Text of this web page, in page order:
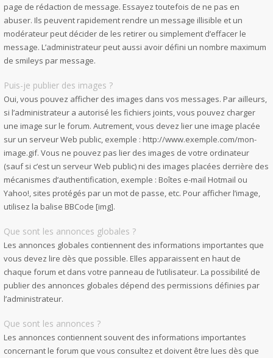
page de rédaction de message. Essayez toutefois de ne pas en
abuser. Ils peuvent rapidement rendre un message illisible et un
modérateur peut décider de les retirer ou simplement d’effacer le
message. L’administrateur peut aussi avoir défini un nombre maximum
de smileys par message.
Puis-je publier des images ?
Oui, vous pouvez afficher des images dans vos messages. Par ailleurs,
si l’administrateur a autorisé les fichiers joints, vous pouvez charger
une image sur le forum. Autrement, vous devez lier une image placée
sur un serveur Web public, exemple : http://www.exemple.com/mon-
image.gif. Vous ne pouvez pas lier des images de votre ordinateur
(sauf si c’est un serveur Web public) ni des images placées derrière des
mécanismes d’authentification, exemple : Boîtes e-mail Hotmail ou
Yahoo!, sites protégés par un mot de passe, etc. Pour afficher l’image,
utilisez la balise BBCode [img].
Que sont les annonces globales ?
Les annonces globales contiennent des informations importantes que
vous devez lire dès que possible. Elles apparaissent en haut de
chaque forum et dans votre panneau de l’utilisateur. La possibilité de
publier des annonces globales dépend des permissions définies par
l’administrateur.
Que sont les annonces ?
Les annonces contiennent souvent des informations importantes
concernant le forum que vous consultez et doivent être lues dès que